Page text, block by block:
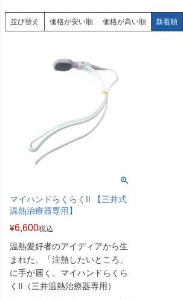
並び替え 価格が安い順 価格が高い順 新着順
マイハンドらくらくII 【三井式
温熱治療器専用】
¥6,600税込
温熱愛好者のアイディアから生
まれた、「注熱したいところ」
に手が届く、マイハンドらくら
くII（三井温熱治療器専用）